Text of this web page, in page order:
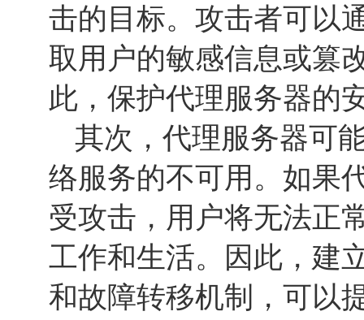
击的目标。攻击者可以
取用户的敏感信息或篡
此，保护代理服务器的
其次，代理服务器可
络服务的不可用。如果
受攻击，用户将无法正
工作和生活。因此，建
和故障转移机制，可以